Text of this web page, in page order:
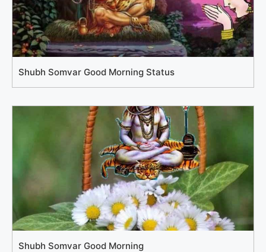
Shubh Somvar Good Morning Status
Shubh Somvar Good Morning